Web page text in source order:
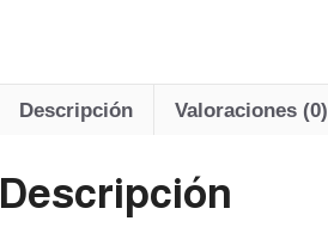
Descripción Valoraciones (0)
Descripción